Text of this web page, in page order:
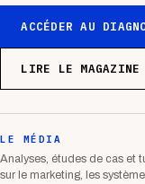
ACCÉDER AU
LIRE LE MAGAZINE
LE MÉDIA
Analyses, études de cas et
sur le marketing, les